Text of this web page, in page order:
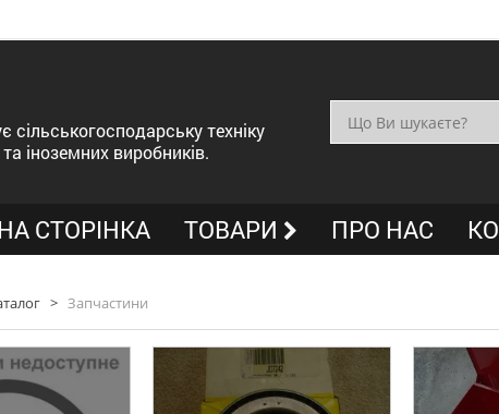
техніку
іноземних виробників.
СТОРІНКА ТОВАРИ ПРО НАС
> Запчастини